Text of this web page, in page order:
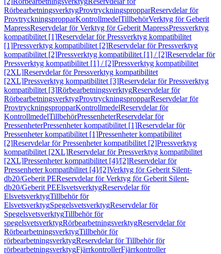
RörbearbetningsverktygProvtryckningspropparReservdelar för
ProvtryckningspropparKontrollmedelTillbehörVerktyg för Geberit
MapressReservdelar för Verktyg för Geberit MapressPressverktyg
kompatibilitet [1]Reservdelar för Pressverktyg kompatibilitet
[1]Pressverktyg kompatibilitet [2]Reservdelar för Pressverktyg
kompatibilitet [2]Pressverktyg kompatibilitet [1] / [2]Reservdelar för
Pressverktyg kompatibilitet [1] / [2]Pressverktyg kompatibilitet
[2XL]Reservdelar för Pressverktyg kompatibilitet
[2XL]Pressverktyg kompatibilitet [3]Reservdelar för Pressverktyg
kompatibilitet [3]RörbearbetningsverktygReservdelar för
RörbearbetningsverktygProvtryckningspropparReservdelar för
ProvtryckningspropparKontrollmedelReservdelar för
KontrollmedelTillbehörPressenheterReservdelar för
PressenheterPressenheter kompatibilitet [1]Reservdelar för
Pressenheter kompatibilitet [1]Pressenheter kompatibilitet
[2]Reservdelar för Pressenheter kompatibilitet [2]Pressverktyg
kompatibilitet [2XL]Reservdelar för Pressverktyg kompatibilitet
[2XL]Pressenheter kompatibilitet [4]/[2]Reservdelar för
Pressenheter kompatibilitet [4]/[2]Verktyg för Geberit Silent-
db20/Geberit PEReservdelar för Verktyg för Geberit Silent-
db20/Geberit PEElsvetsverktygReservdelar för
ElsvetsverktygTillbehör för
ElsvetsverktygSpegelsvetsverktygReservdelar för
SpegelsvetsverktygTillbehör för
spegelsvetsverktygRörbearbetningsverktygReservdelar för
RörbearbetningsverktygTillbehör för
rörbearbetningsverktygReservdelar för Tillbehör för
rörbearbetningsverktygFjärrkontrollerFjärrkontroller